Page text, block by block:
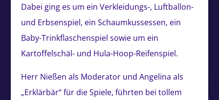
Dabei ging es um ein Verkleidungs-, Luftballon-
und Erbsenspiel, ein Schaumkussessen, ein
Baby-Trinkflaschenspiel sowie um ein
Kartoffelschäl- und Hula-Hoop-Reifenspiel.
Herr Nießen als Moderator und Angelina als
„Erklärbär“ für die Spiele, führten bei tollem